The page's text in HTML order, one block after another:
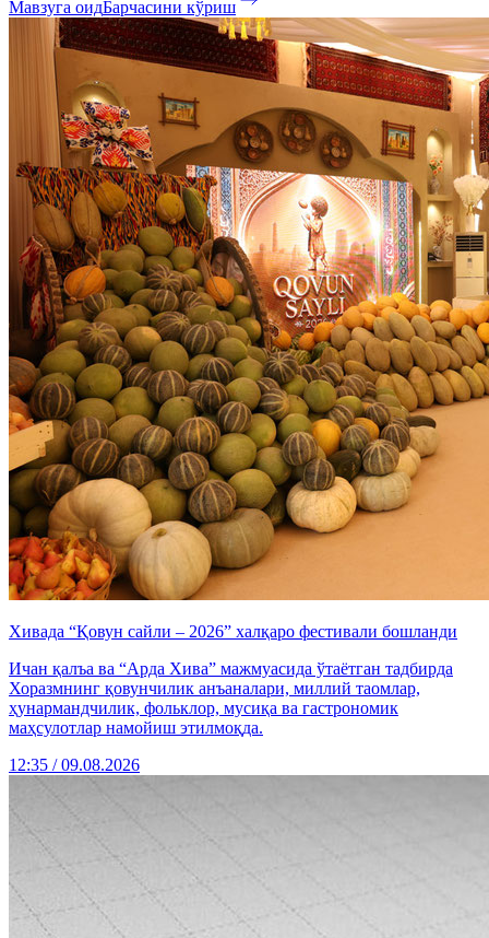
Мавзуга оидБарчасини кўриш
Хивада “Қовун сайли – 2026” халқаро фестивали бошланди
Ичан қалъа ва “Арда Хива” мажмуасида ўтаётган тадбирда
Хоразмнинг қовунчилик анъаналари, миллий таомлар,
ҳунармандчилик, фольклор, мусиқа ва гастрономик
маҳсулотлар намойиш этилмоқда.
12:35 / 09.08.2026